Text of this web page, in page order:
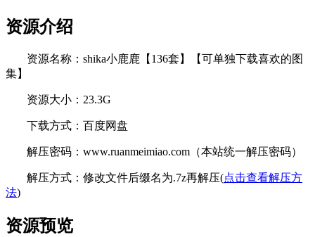
资源介绍
资源名称：shika小鹿鹿【136套】【可单独下载喜欢的图
集】
资源大小：23.3G
下载方式：百度网盘
解压密码：www.ruanmeimiao.com（本站统一解压密码）
解压方式：修改文件后缀名为.7z再解压(点击查看解压方
法)
资源预览